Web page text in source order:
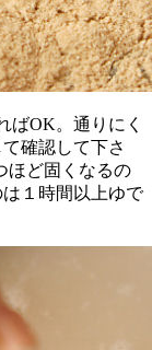
ばOK。通りにく
確認して下さ
ほど固くなるの
１時間以上ゆで